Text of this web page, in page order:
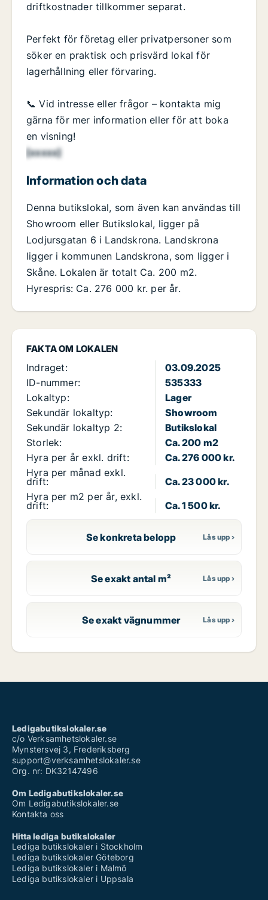
FAKTA OM LOKALEN
Indraget:
03.09.2025
ID-nummer:
535333
Lokaltyp:
Lager
Sekundär lokaltyp:
Showroom
Sekundär lokaltyp 2:
Butikslokal
Storlek:
Ca. 200 m2
Hyra per år exkl. drift:
Ca. 276 000 kr.
Hyra per månad exkl.
drift:
Ca. 23 000 kr.
Hyra per m2 per år, exkl.
drift: Ca. 1 500 kr.
Se konkreta belopp
Se exakt antal m²
Se exakt vägnummer
driftkostnader tillkommer separat.
Perfekt för företag eller privatpersoner som
söker en praktisk och prisvärd lokal för
lagerhållning eller förvaring.
📞 Vid intresse eller frågor – kontakta mig
gärna för mer information eller för att boka
en visning!
[xxxxx]
Information och data
Denna butikslokal, som även kan användas till
Showroom eller Butikslokal, ligger på
Lodjursgatan 6 i Landskrona. Landskrona
ligger i kommunen Landskrona, som ligger i
Skåne. Lokalen är totalt Ca. 200 m2.
Hyrespris: Ca. 276 000 kr. per år.
Ledigabutikslokaler.se
c/o Verksamhetslokaler.se
Mynstersvej 3, Frederiksberg
support@verksamhetslokaler.se
Org. nr: DK32147496
Om Ledigabutikslokaler.se
Om Ledigabutikslokaler.se
Kontakta oss
Hitta lediga butikslokaler
Lediga butikslokaler i Stockholm
Lediga butikslokaler Göteborg
Lediga butikslokaler i Malmö
Lediga butikslokaler i Uppsala